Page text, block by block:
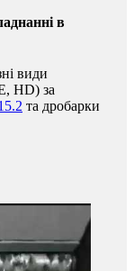
в
види
HD) за
та дробарки